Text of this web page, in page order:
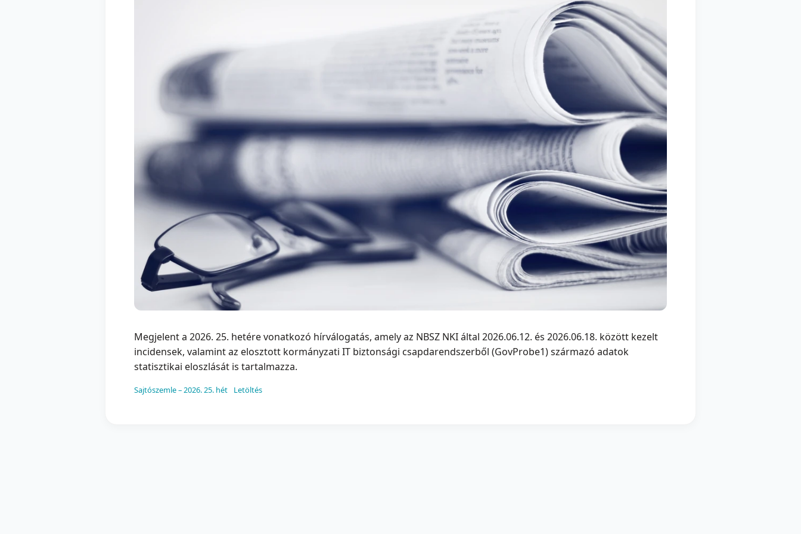
Megjelent a 2026. 25. hetére vonatkozó hírválogatás, amely az NBSZ NKI által 2026.06.12. és 2026.06.18. között kezelt
incidensek, valamint az elosztott kormányzati IT biztonsági csapdarendszerből (GovProbe1) származó adatok
statisztikai eloszlását is tartalmazza.
Sajtószemle – 2026. 25. hét Letöltés